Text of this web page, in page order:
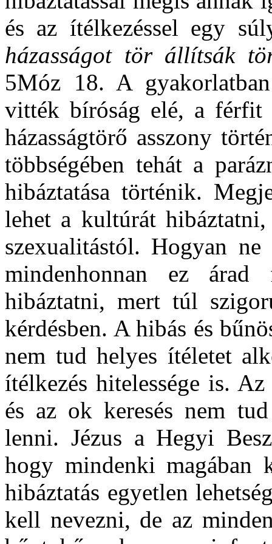
és az ítélkezéssel egy
házasságot tör állítsák
5Móz 18. A
vitték bíróság elé, a
házasságtörő asszony
többségében tehát a
hibáztatása történik.
lehet a kultúrát
szexualitástól. Hogyan
mindenhonnan ez
hibáztatni, mert túl
kérdésben. A hibás és
nem tud helyes ítéletet
ítélkezés hitelessége is.
és az ok keresés nem
lenni. Jézus a Hegyi
hogy mindenki magában
hibáztatás egyetlen
kell nevezni, de az